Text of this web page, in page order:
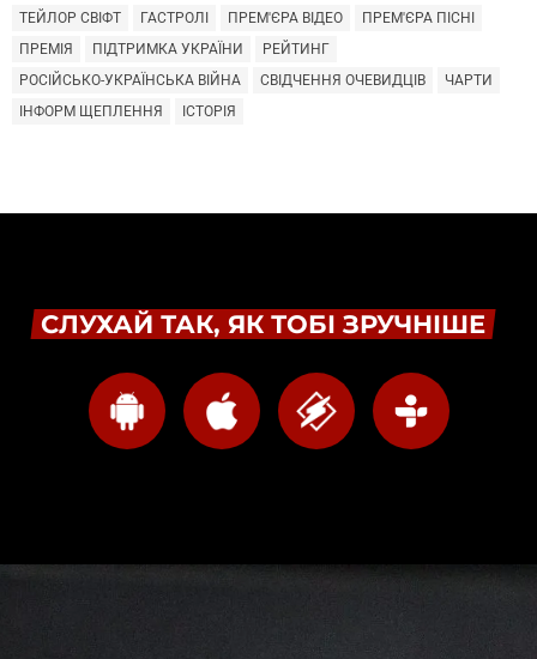
ТЕЙЛОР СВІФТ
ГАСТРОЛІ ПРЕМ'ЄРА ВІДЕО
ПРЕМ'ЄРА ПІСНІ
ПРЕМІЯ
ПІДТРИМКА УКРАЇНИ
РЕЙТИНГ
РОСІЙСЬКО-УКРАЇНСЬКА ВІЙНА
СВІДЧЕННЯ ОЧЕВИДЦІВ
ЧАРТИ
ІНФОРМ ЩЕПЛЕННЯ
ІСТОРІЯ
СЛУХАЙ ТАК, ЯК ТОБІ ЗРУЧНІШЕ